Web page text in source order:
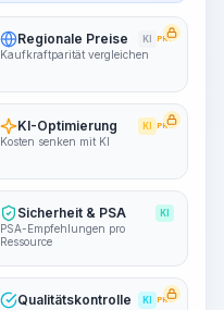
Regionale Preise KI PRO
Kaufkraftparität vergleichen
KI-Optimierung KI PRO
Kosten senken mit KI
Sicherheit & PSA KI
PSA-Empfehlungen pro
Ressource
Qualitätskontrolle KI PRO